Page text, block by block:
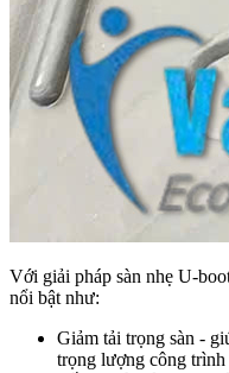
Với giải pháp sàn nhẹ U-
nổi bật như:
Giảm tải trọng sàn -
trọng lượng công trình